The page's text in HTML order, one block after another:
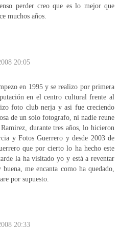
perder creo que es lo mejor que
muchos años.
20:05
en 1995 y se realizo por primera
en el centro cultural frente al
foto club nerja y asi fue creciendo
de un solo fotografo, ni nadie reune
durante tres años, lo hicieron
y Fotos Guerrero y desde 2003 de
que por cierto lo ha hecho este
la ha visitado yo y está a reventar
me encanta como ha quedado,
por supuesto.
20:33